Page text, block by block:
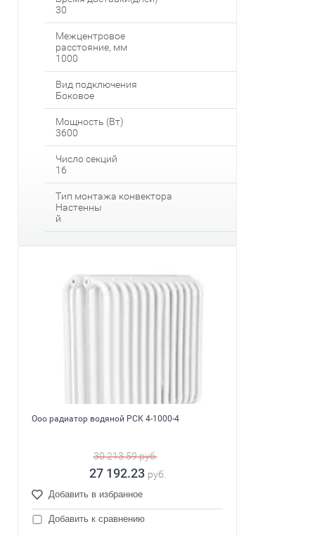
30
Межцентровое
расстояние, мм
1000
Вид подключения
Боковое
Мощность (Вт)
3600
Число секций
16
Тип монтажа конвектора
Настенны
й
Ооо радиатор водяной РСК 4-1000-4
30 213.59руб.
27 192.23 руб.
Добавить в избранное
Добавить к сравнению